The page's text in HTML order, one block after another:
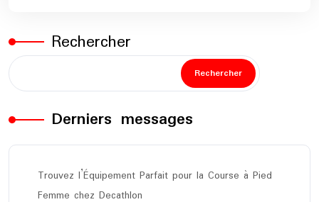
Rechercher
Rechercher
Derniers messages
Trouvez l’Équipement Parfait pour la Course à Pied
Femme chez Decathlon